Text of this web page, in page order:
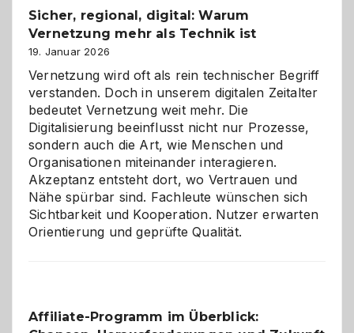
ein
dreifaches
Alaaf!
Sicher, regional, digital: Warum
Vernetzung mehr als Technik ist
19. Januar 2026
Vernetzung wird oft als rein technischer Begriff
verstanden. Doch in unserem digitalen Zeitalter
bedeutet Vernetzung weit mehr. Die
Digitalisierung beeinflusst nicht nur Prozesse,
sondern auch die Art, wie Menschen und
Organisationen miteinander interagieren.
Akzeptanz entsteht dort, wo Vertrauen und
Nähe spürbar sind. Fachleute wünschen sich
Sichtbarkeit und Kooperation. Nutzer erwarten
Orientierung und geprüfte Qualität.
Affiliate-Programm im Überblick: